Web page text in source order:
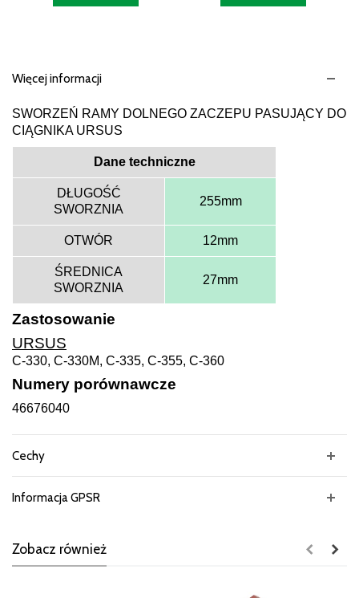
Więcej informacji
SWORZEŃ RAMY DOLNEGO ZACZEPU PASUJĄCY DO
CIĄGNIKA URSUS
Dane techniczne
DŁUGOŚĆ
SWORZNIA
255mm
OTWÓR 12mm
ŚREDNICA
SWORZNIA
27mm
Zastosowanie
URSUS
C-330, C-330M, C-335, C-355, C-360
Numery porównawcze
46676040
Cechy
Informacja GPSR
Zobacz również